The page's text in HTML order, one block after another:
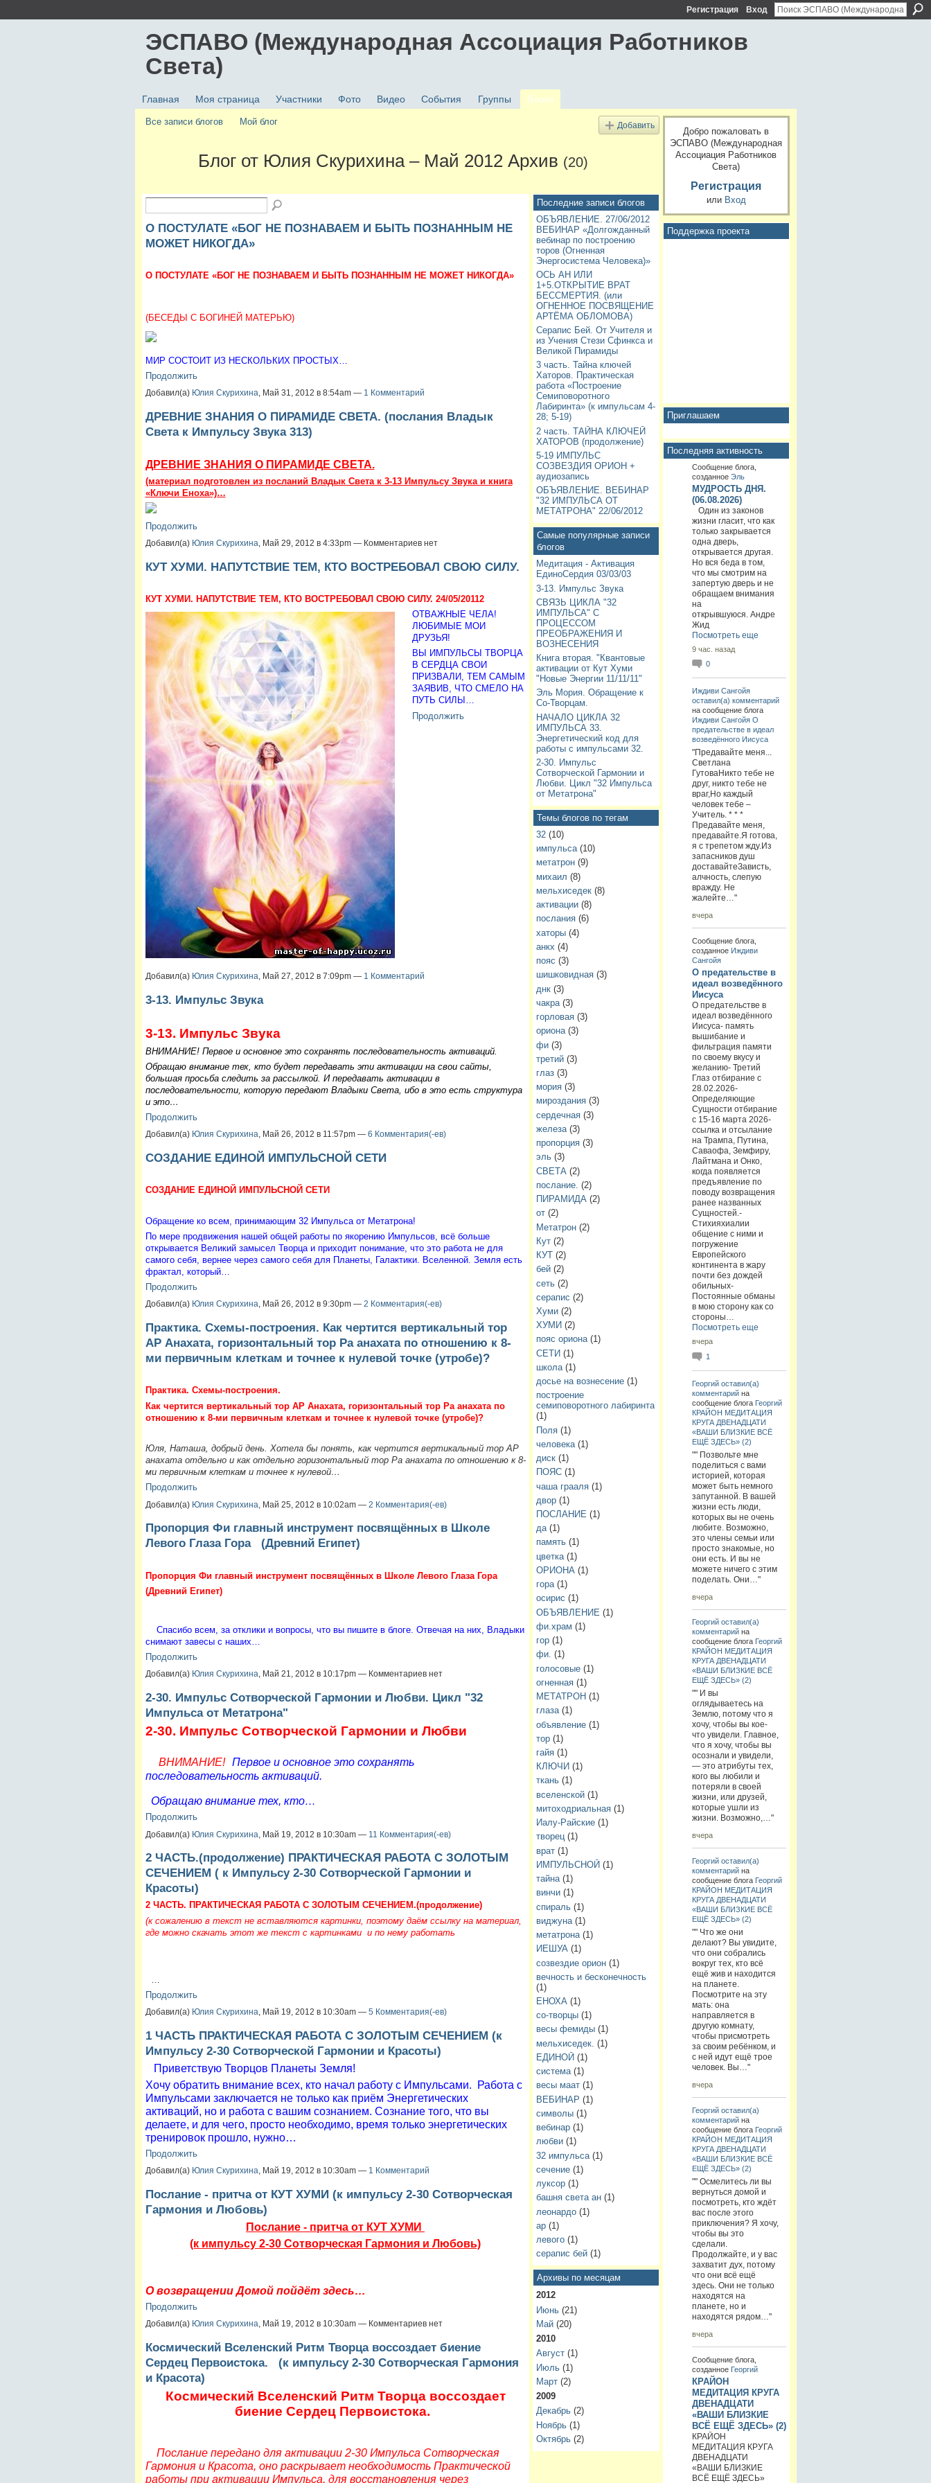
Регистрация Вход
ЭСПАВО (Международная Ассоциация Работников
Света)
Главная Моя страница Участники Фото Видео События Группы Блоги
Все записи блогов Мой блог Добавить
Блог от Юлия Скурихина – Май 2012 Архив (20)
О ПОСТУЛАТЕ «БОГ НЕ ПОЗНАВАЕМ И БЫТЬ ПОЗНАННЫМ НЕ
МОЖЕТ НИКОГДА»
О ПОСТУЛАТЕ «БОГ НЕ ПОЗНАВАЕМ И БЫТЬ ПОЗНАННЫМ НЕ МОЖЕТ НИКОГДА»
(БЕСЕДЫ С БОГИНЕЙ МАТЕРЬЮ)
МИР СОСТОИТ ИЗ НЕСКОЛЬКИХ ПРОСТЫХ…
Продолжить
Добавил(а) Юлия Скурихина, Май 31, 2012 в 8:54am — 1 Комментарий
ДРЕВНИЕ ЗНАНИЯ О ПИРАМИДЕ СВЕТА. (послания Владык
Света к Импульсу Звука 313)
ДРЕВНИЕ ЗНАНИЯ О ПИРАМИДЕ СВЕТА.
(материал подготовлен из посланий Владык Света к 3-13 Импульсу Звука и книга
«Ключи Еноха»)…
Продолжить
Добавил(а) Юлия Скурихина, Май 29, 2012 в 4:33pm — Комментариев нет
КУТ ХУМИ. НАПУТСТВИЕ ТЕМ, КТО ВОСТРЕБОВАЛ СВОЮ СИЛУ.
КУТ ХУМИ. НАПУТСТВИЕ ТЕМ, КТО ВОСТРЕБОВАЛ СВОЮ СИЛУ. 24/05/20112
ОТВАЖНЫЕ ЧЕЛА!
ЛЮБИМЫЕ МОИ
ДРУЗЬЯ!
ВЫ ИМПУЛЬСЫ ТВОРЦА
В СЕРДЦА СВОИ
ПРИЗВАЛИ, ТЕМ САМЫМ
ЗАЯВИВ, ЧТО СМЕЛО НА
ПУТЬ СИЛЫ…
Продолжить
Добавил(а) Юлия Скурихина, Май 27, 2012 в 7:09pm — 1 Комментарий
3-13. Импульс Звука
3-13. Импульс Звука
ВНИМАНИЕ! Первое и основное это сохранять последовательность активаций.
Обращаю внимание тех, кто будет передавать эти активации на свои сайты,
большая просьба следить за рассылкой. И передавать активации в
последовательности, которую передают Владыки Света, ибо в это есть структура
и это…
Продолжить
Добавил(а) Юлия Скурихина, Май 26, 2012 в 11:57pm — 6 Комментария(-ев)
СОЗДАНИЕ ЕДИНОЙ ИМПУЛЬСНОЙ СЕТИ
СОЗДАНИЕ ЕДИНОЙ ИМПУЛЬСНОЙ СЕТИ
Обращение ко всем, принимающим 32 Импульса от Метатрона!
По мере продвижения нашей общей работы по якорению Импульсов, всё больше
открывается Великий замысел Творца и приходит понимание, что это работа не для
самого себя, вернее через самого себя для Планеты, Галактики. Вселенной. Земля есть
фрактал, который…
Продолжить
Добавил(а) Юлия Скурихина, Май 26, 2012 в 9:30pm — 2 Комментария(-ев)
Практика. Схемы-построения. Как чертится вертикальный тор
АР Анахата, горизонтальный тор Ра анахата по отношению к 8-
ми первичным клеткам и точнее к нулевой точке (утробе)?
Практика. Схемы-построения.
Как чертится вертикальный тор АР Анахата, горизонтальный тор Ра анахата по
отношению к 8-ми первичным клеткам и точнее к нулевой точке (утробе)?
Юля, Наташа, добрый день. Хотела бы понять, как чертится вертикальный тор АР
анахата отдельно и как отдельно горизонтальный тор Ра анахата по отношению к 8-
ми первичным клеткам и точнее к нулевой…
Продолжить
Добавил(а) Юлия Скурихина , Май 25, 2012 в 10:02am — 2 Комментария(-ев)
Пропорция Фи главный инструмент посвящённых в Школе
Левого Глаза Гора (Древний Египет)
Пропорция Фи главный инструмент посвящённых в Школе Левого Глаза Гора
(Древний Египет)
Спасибо всем, за отклики и вопросы, что вы пишите в блоге. Отвечая на них, Владыки
снимают завесы с наших…
Продолжить
Добавил(а) Юлия Скурихина, Май 21, 2012 в 10:17pm — Комментариев нет
2-30. Импульс Сотворческой Гармонии и Любви. Цикл "32
Импульса от Метатрона"
2-30. Импульс Сотворческой Гармонии и Любви
ВНИМАНИЕ!
Первое и основное это сохранять
последовательность активаций.
Обращаю внимание тех, кто…
Продолжить
Добавил(а) Юлия Скурихина , Май 19, 2012 в 10:30am — 11 Комментария(-ев)
2 ЧАСТЬ.(продолжение) ПРАКТИЧЕСКАЯ РАБОТА С ЗОЛОТЫМ
СЕЧЕНИЕМ ( к Импульсу 2-30 Сотворческой Гармонии и
Красоты)
2 ЧАСТЬ. ПРАКТИЧЕСКАЯ РАБОТА С ЗОЛОТЫМ СЕЧЕНИЕМ.(продолжение)
(к сожалению в текст не вставляются картинки, поэтому даём ссылку на материал,
где можно скачать этот же текст с картинками и по нему работать
Продолжить
Добавил(а) Юлия Скурихина, Май 19, 2012 в 10:30am — 5 Комментария(-ев)
1 ЧАСТЬ ПРАКТИЧЕСКАЯ РАБОТА С ЗОЛОТЫМ СЕЧЕНИЕМ (к
Импульсу 2-30 Сотворческой Гармонии и Красоты)
Приветствую Творцов Планеты Земля!
Хочу обратить внимание всех, кто начал работу с Импульсами.
Работа с
Импульсами заключается не только как приём Энергетических
активаций, но и работа с вашим сознанием. Сознание того, что вы
делаете, и для чего, просто необходимо, время только энергетических
тренировок прошло, нужно…
Продолжить
Добавил(а) Юлия Скурихина, Май 19, 2012 в 10:30am — 1 Комментарий
Послание - притча от КУТ ХУМИ (к импульсу 2-30 Сотворческая
Гармония и Любовь)
Послание - притча от КУТ ХУМИ
(к импульсу 2-30 Сотворческая Гармония и Любовь)
О возвращении Домой пойдёт здесь…
Продолжить
Добавил(а) Юлия Скурихина, Май 19, 2012 в 10:30am — Комментариев нет
Космический Вселенский Ритм Творца воссоздает биение
Сердец Первоистока. (к импульсу 2-30 Сотворческая Гармония
и Красота)
Космический Вселенский Ритм Творца воссоздает
биение Сердец Первоистока.
Послание передано для активации 2-30 Импульса Сотворческая
Гармония и Красота, оно раскрывает необходимость Практической
работы при активации Импульса, для восстановления через
Последние записи блогов
ОБЪЯВЛЕНИЕ. 27/06/2012
ВЕБИНАР «Долгожданный
вебинар по построению
торов (Огненная
Энергосистема Человека)»
ОСЬ АН ИЛИ
1+5.ОТКРЫТИЕ ВРАТ
БЕССМЕРТИЯ. (или
ОГНЕННОЕ ПОСВЯЩЕНИЕ
АРТЁМА ОБЛОМОВА)
Серапис Бей. От Учителя и
из Учения Стези Сфинкса и
Великой Пирамиды
3 часть. Тайна ключей
Хаторов. Практическая
работа «Построение
Семиповоротного
Лабиринта» (к импульсам 4-
28; 5-19)
2 часть. ТАЙНА КЛЮЧЕЙ
ХАТОРОВ (продолжение)
5-19 ИМПУЛЬС
СОЗВЕЗДИЯ ОРИОН +
аудиозапись
ОБЪЯВЛЕНИЕ. ВЕБИНАР
"32 ИМПУЛЬСА ОТ
МЕТАТРОНА" 22/06/2012
Самые популярные записи
блогов
Медитация - Активация
ЕдиноСердия 03/03/03
3-13. Импульс Звука
СВЯЗЬ ЦИКЛА "32
ИМПУЛЬСА" С
ПРОЦЕССОМ
ПРЕОБРАЖЕНИЯ И
ВОЗНЕСЕНИЯ
Книга вторая. "Квантовые
активации от Кут Хуми
"Новые Энергии 11/11/11"
Эль Мория. Обращение к
Со-Творцам.
НАЧАЛО ЦИКЛА 32
ИМПУЛЬСА 33.
Энергетический код для
работы с импульсами 32.
2-30. Импульс
Сотворческой Гармонии и
Любви. Цикл "32 Импульса
от Метатрона"
Темы блогов по тегам
32(10)
импульса(10)
метатрон(9)
михаил (8)
мельхиседек(8)
активации(8)
послания(6)
хаторы(4)
анкх (4)
пояс (3)
шишковидная(3)
днк(3)
чакра(3)
горловая(3)
ориона(3)
фи(3)
третий(3)
глаз(3)
мория(3)
мироздания(3)
сердечная(3)
железа(3)
пропорция(3)
эль(3)
СВЕТА (2)
послание. (2)
ПИРАМИДА(2)
от(2)
Метатрон(2)
Кут(2)
КУТ(2)
бей(2)
сеть(2)
серапис (2)
Хуми(2)
ХУМИ (2)
пояс ориона(1)
СЕТИ(1)
школа(1)
досье на вознесение(1)
построение
семиповоротного лабиринта
(1)
Поля(1)
человека(1)
диск(1)
ПОЯС(1)
чаша грааля(1)
двор(1)
ПОСЛАНИЕ (1)
да(1)
память(1)
цветка(1)
ОРИОНА (1)
гора(1)
осирис (1)
ОБЪЯВЛЕНИЕ (1)
фи.храм (1)
гор(1)
фи. (1)
голосовые(1)
огненная(1)
МЕТАТРОН (1)
глаза(1)
объявление(1)
тор(1)
гайя(1)
КЛЮЧИ (1)
ткань(1)
вселенской(1)
митоходриальная(1)
Иалу-Райские(1)
творец(1)
врат(1)
ИМПУЛЬСНОЙ (1)
тайна(1)
винчи(1)
спираль(1)
виджуна(1)
метатрона(1)
ИЕШУА(1)
созвездие орион(1)
вечность и бесконечность
(1)
ЕНОХА (1)
со-творцы(1)
весы фемиды(1)
мельхиседек. (1)
ЕДИНОЙ (1)
система(1)
весы маат(1)
ВЕБИНАР (1)
символы(1)
вебинар(1)
любви(1)
32 импульса(1)
сечение(1)
луксор(1)
башня света ан(1)
леонардо(1)
ар(1)
левого(1)
серапис бей(1)
Архивы по месяцам
2012
Июнь(21)
Май(20)
2010
Август(1)
Июль(1)
Март(2)
2009
Декабрь(2)
Ноябрь(1)
Октябрь(2)
Добро пожаловать в
ЭСПАВО (Международная
Ассоциация Работников
Света)
Регистрация
или Вход
Поддержка проекта
Приглашаем
Последняя активность
Сообщение блога,
созданное Эль
МУДРОСТЬ ДНЯ.
(06.08.2026)
Один из законов
жизни гласит, что как
только закрывается
одна дверь,
открывается другая.
Но вся беда в том,
что мы смотрим на
запертую дверь и не
обращаем внимания
на
открывшуюся. Андре
Жид
Посмотреть еще
9 час. назад
0
Иждиви Сангойя
оставил(а) комментарий
на сообщение блога
Иждиви Сангойя О
предательстве в идеал
возведённого Иисуса
"Предавайте меня...
Светлана
ГутоваНикто тебе не
друг, никто тебе не
враг,Но каждый
человек тебе –
Учитель. * * *
Предавайте меня,
предавайте.Я готова,
я с трепетом жду.Из
запасников душ
доставайтеЗависть,
алчность, слепую
вражду. Не
жалейте…"
вчера
Сообщение блога,
созданное Иждиви
Сангойя
О предательстве в
идеал возведённого
Иисуса
О предательстве в
идеал возведённого
Иисуса- память
вышибание и
фильтрация памяти
по своему вкусу и
желанию- Третий
Глаз отбирание с
28.02.2026-
Определяющие
Сущности отбирание
с 15-16 марта 2026-
ссылка и отсылание
на Трампа, Путина,
Саваофа, Земфиру,
Лайтмана и Онко,
когда появляется
предъявление по
поводу возвращения
ранее названных
Сущностей.-
Стихияхиалии
общение с ними и
погружение
Европейского
континента в жару
почти без дождей
обильных-
Постоянные обманы
в мою сторону как со
стороны…
Посмотреть еще
вчера
1
Георгий оставил(а)
комментарийна
сообщение блога Георгий
КРАЙОН МЕДИТАЦИЯ
КРУГА ДВЕНАДЦАТИ
«ВАШИ БЛИЗКИЕ ВСЁ
ЕЩЁ ЗДЕСЬ» (2)
"" Позвольте мне
поделиться с вами
историей, которая
может быть немного
запутанной. В вашей
жизни есть люди,
которых вы не очень
любите. Возможно,
это члены семьи или
просто знакомые, но
они есть. И вы не
можете ничего с этим
поделать. Они…"
вчера
Георгий оставил(а)
комментарийна
сообщение блога Георгий
КРАЙОН МЕДИТАЦИЯ
КРУГА ДВЕНАДЦАТИ
«ВАШИ БЛИЗКИЕ ВСЁ
ЕЩЁ ЗДЕСЬ» (2)
"" И вы
оглядываетесь на
Землю, потому что я
хочу, чтобы вы кое-
что увидели. Главное,
что я хочу, чтобы вы
осознали и увидели,
— это атрибуты тех,
кого вы любили и
потеряли в своей
жизни, или друзей,
которые ушли из
жизни. Возможно,…"
вчера
Георгий оставил(а)
комментарийна
сообщение блога Георгий
КРАЙОН МЕДИТАЦИЯ
КРУГА ДВЕНАДЦАТИ
«ВАШИ БЛИЗКИЕ ВСЁ
ЕЩЁ ЗДЕСЬ» (2)
"" Что же они
делают? Вы увидите,
что они собрались
вокруг тех, кто всё
ещё жив и находится
на планете.
Посмотрите на эту
мать: она
направляется в
другую комнату,
чтобы присмотреть
за своим ребёнком, и
с ней идут ещё трое
человек. Вы…"
вчера
Георгий оставил(а)
комментарийна
сообщение блога Георгий
КРАЙОН МЕДИТАЦИЯ
КРУГА ДВЕНАДЦАТИ
«ВАШИ БЛИЗКИЕ ВСЁ
ЕЩЁ ЗДЕСЬ» (2)
"" Осмелитесь ли вы
вернуться домой и
посмотреть, кто ждёт
вас после этого
приключения? Я хочу,
чтобы вы это
сделали.
Продолжайте, и у вас
захватит дух, потому
что они всё ещё
здесь. Они не только
находятся на
планете, но и
находятся рядом…"
вчера
Сообщение блога,
созданное Георгий
КРАЙОН
МЕДИТАЦИЯ КРУГА
ДВЕНАДЦАТИ
«ВАШИ БЛИЗКИЕ
ВСЁ ЕЩЁ ЗДЕСЬ» (2)
КРАЙОН
МЕДИТАЦИЯ КРУГА
ДВЕНАДЦАТИ
«ВАШИ БЛИЗКИЕ
ВСЁ ЕЩЁ ЗДЕСЬ»